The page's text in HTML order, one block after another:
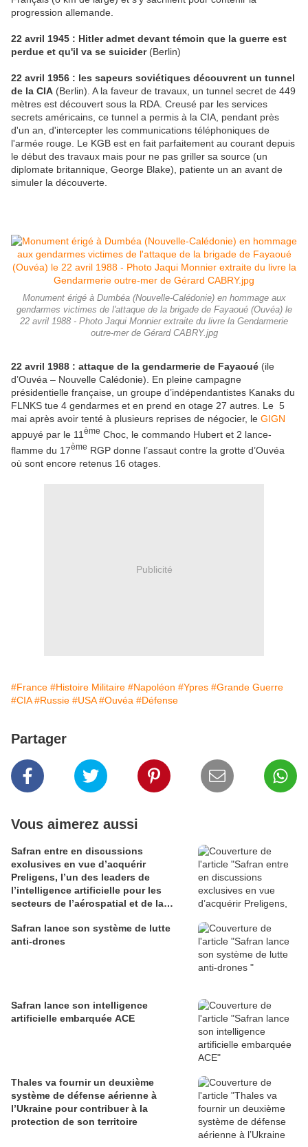
progression allemande.
22 avril 1945 : Hitler admet devant témoin que la guerre est
perdue et qu'il va se suicider(Berlin)
22 avril 1956 : les sapeurs soviétiques découvrent un tunnel
de la CIA (Berlin). A la faveur de travaux, un tunnel secret de 449
mètres est découvert sous la RDA. Creusé par les services
secrets américains, ce tunnel a permis à la CIA, pendant près
d'un an, d'intercepter les communications téléphoniques de
l'armée rouge. Le KGB est en fait parfaitement au courant depuis
le début des travaux mais pour ne pas griller sa source (un
diplomate britannique, George Blake), patiente un an avant de
simuler la découverte.
Monument érigé à Dumbéa (Nouvelle-Calédonie) en hommage aux
gendarmes victimes de l'attaque de la brigade de Fayaoué (Ouvéa) le
22 avril 1988 - Photo Jaqui Monnier extraite du livre la Gendarmerie
outre-mer de Gérard CABRY.jpg
22 avril 1988 : attaque de la gendarmerie de Fayaoué (ile
d’Ouvéa – Nouvelle Calédonie). En pleine campagne
présidentielle française, un groupe d’indépendantistes Kanaks du
FLNKS tue 4 gendarmes et en prend en otage 27 autres. Le 5
mai après avoir tenté à plusieurs reprises de négocier, le GIGN
appuyé par le 11 ème Choc, le commando Hubert et 2 lance-
flamme du 17ème RGP donne l’assaut contre la grotte d’Ouvéa
où sont encore retenus 16 otages.
Publicité
#France #Histoire Militaire #Napoléon #Ypres #Grande Guerre
#CIA #Russie #USA #Ouvéa #Défense
Partager
Vous aimerez aussi
Safran entre en discussions
exclusives en vue d’acquérir
Preligens, l’un des leaders de
l’intelligence artificielle pour les
secteurs de l’aérospatial et de la
Safran lance son système de lutte
anti-drones
Safran lance son intelligence
artificielle embarquée ACE
Thales va fournir un deuxième
système de défense aérienne à
l’Ukraine pour contribuer à la
protection de son territoire